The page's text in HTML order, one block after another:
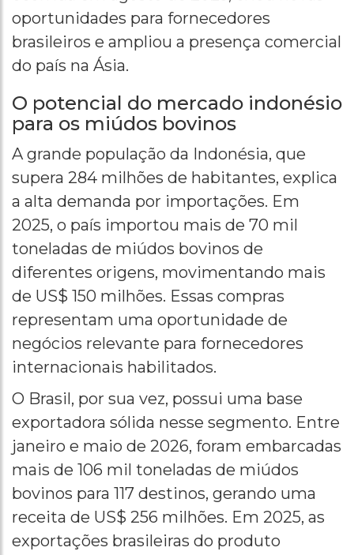
oportunidades para fornecedores
brasileiros e ampliou a presença comercial
do país na Ásia.
O potencial do mercado indonésio
para os miúdos bovinos
A grande população da Indonésia, que
supera 284 milhões de habitantes, explica
a alta demanda por importações. Em
2025, o país importou mais de 70 mil
toneladas de miúdos bovinos de
diferentes origens, movimentando mais
de US$ 150 milhões. Essas compras
representam uma oportunidade de
negócios relevante para fornecedores
internacionais habilitados.
O Brasil, por sua vez, possui uma base
exportadora sólida nesse segmento. Entre
janeiro e maio de 2026, foram embarcadas
mais de 106 mil toneladas de miúdos
bovinos para 117 destinos, gerando uma
receita de US$ 256 milhões. Em 2025, as
exportações brasileiras do produto